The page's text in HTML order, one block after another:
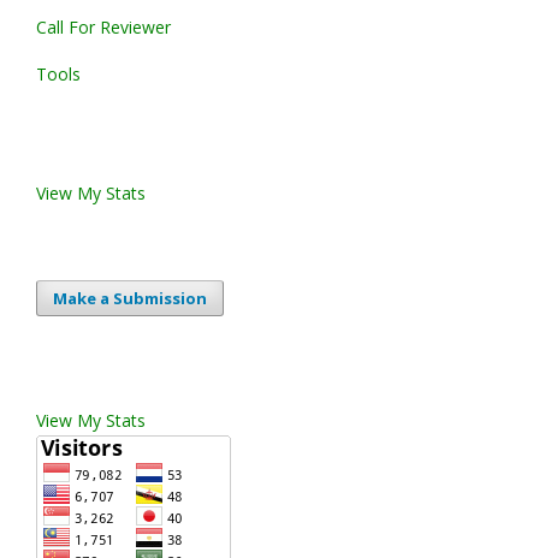
Call For Reviewer
Tools
View My Stats
Make a Submission
View My Stats